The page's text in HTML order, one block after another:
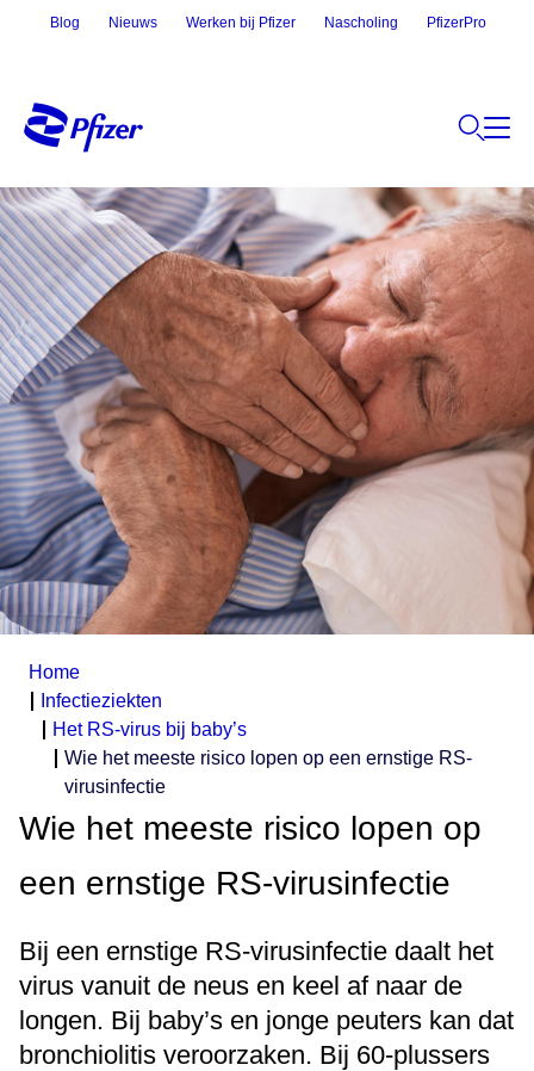
Blog Nieuws Werken bij Pfizer Nascholing PfizerPro
Home
Infectieziekten
Het RS-virus bij baby’s
Wie het meeste risico lopen op een ernstige RS-
virusinfectie
Wie het meeste risico lopen op
een ernstige RS-virusinfectie
Bij een ernstige RS-virusinfectie daalt het
virus vanuit de neus en keel af naar de
longen. Bij baby’s en jonge peuters kan dat
bronchiolitis veroorzaken. Bij 60-plussers